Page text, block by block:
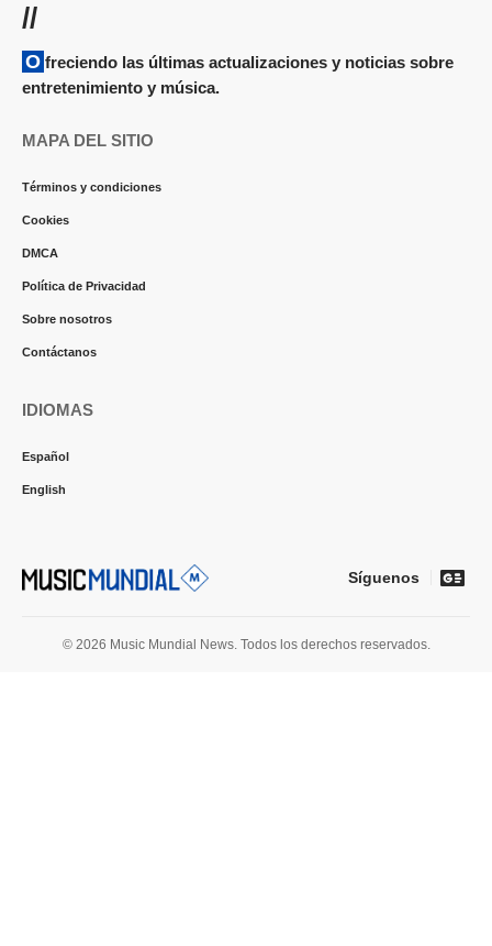
//
Ofreciendo las últimas actualizaciones y noticias sobre
entretenimiento y música.
MAPA DEL SITIO
Términos y condiciones
Cookies
DMCA
Política de Privacidad
Sobre nosotros
Contáctanos
IDIOMAS
Español
English
Síguenos
© 2026 Music Mundial News. Todos los derechos reservados.